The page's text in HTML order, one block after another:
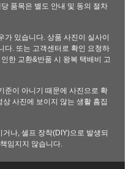
품목은 별도 안내 및 동의 절차
있습니다. 상품 사진이 실사이
다. 또는 고객센터로 확인 요청하
한 교환&반품 시 왕복 택배비 고
준이 아니기 때문에 사진으로 확
사진에 보이지 않는 생활 흠집
나, 셀프 장착(DIY)으로 발생되
임지지 않습니다.